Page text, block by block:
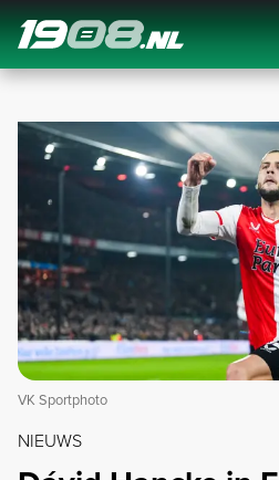
Navigation
VK Sportphoto
NIEUWS